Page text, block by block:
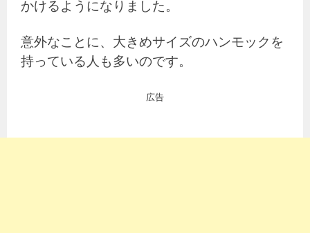
かけるようになりました。
意外なことに、大きめサイズのハンモックを
持っている人も多いのです。
広告